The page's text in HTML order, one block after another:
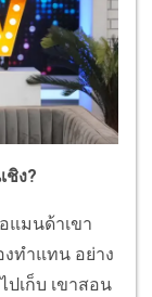
ชิง?
แมนด้าเขา
งทำแทน อย่าง
ปเก็บ เขาสอน